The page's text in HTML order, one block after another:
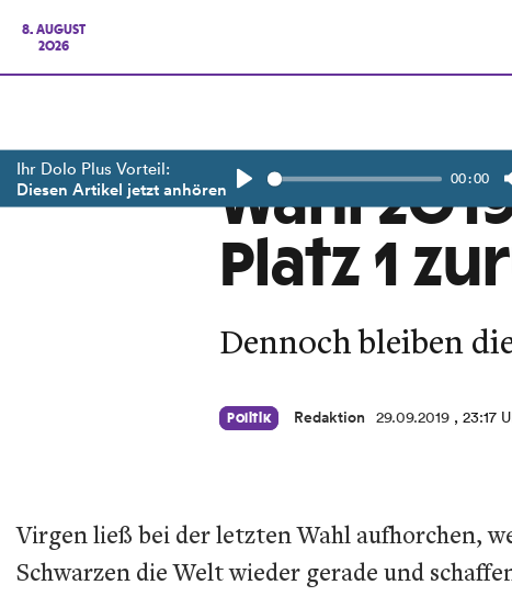
8. AUGUST
2026
Ihr Dolo Plus Vorteil:
Diesen Artikel jetzt anhören
Play
00:00
Wahl
Platz 1
Dennoch bleiben
Politik Redaktion 29.09.2019 , 23:17
Virgen ließ bei der letzten Wahl aufhorchen,
Schwarzen die Welt wieder gerade und